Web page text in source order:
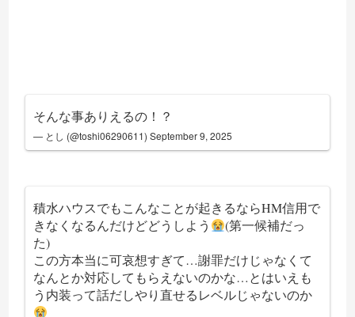
そんな事ありえるの！？
— とし (@toshi06290611)September 9, 2025
積水ハウスでもこんなことが起きるならHM信用で
きなくなるんだけどどうしよう
(第一候補だっ
た)
この方本当に可哀想すぎて…謝罪だけじゃなくて
なんとか対応してもらえないのかな…とはいえも
う内装って話だしやり直せるレベルじゃないのか